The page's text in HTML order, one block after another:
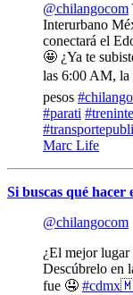
@chilangocom
Interurbano
conectará el
🤩 ¿Ya te
las 6:00 AM,
pesos #chilango
#parati
Marc Life
Si buscas qué
@chilangocom
¿El mejor lugar
Descúbrelo en
fue 🤤